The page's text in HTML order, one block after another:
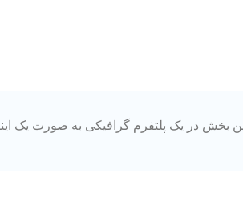
بخش در یک پلتفرم گرافیکی به صورت یک